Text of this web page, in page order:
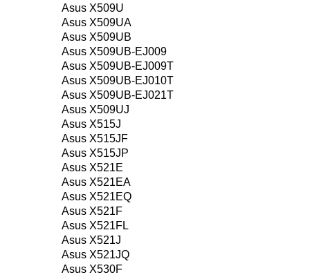
Asus X509U
Asus X509UA
Asus X509UB
Asus X509UB-EJ009
Asus X509UB-EJ009T
Asus X509UB-EJ010T
Asus X509UB-EJ021T
Asus X509UJ
Asus X515J
Asus X515JF
Asus X515JP
Asus X521E
Asus X521EA
Asus X521EQ
Asus X521F
Asus X521FL
Asus X521J
Asus X521JQ
Asus X530F